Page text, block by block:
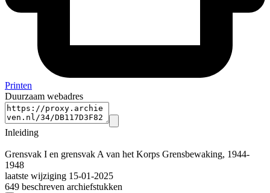
Printen
Duurzaam webadres
Inleiding
Grensvak I en grensvak A van het Korps Grensbewaking, 1944-
1948
laatste wijziging 15-01-2025
649 beschreven archiefstukken